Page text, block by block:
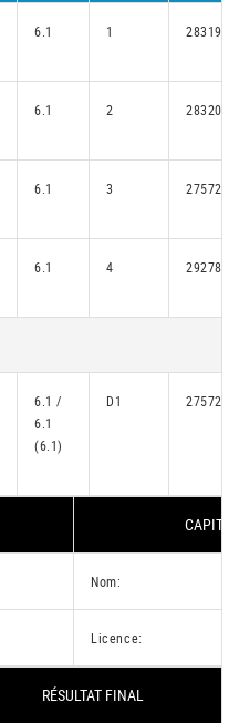
6.1 1 28319
6.1 2 28320
6.1 3 27572
6.1 4 29278
6.1 /
6.1
(6.1)
D1 27572
Nom:
Licence:
RÉSULTAT FINAL